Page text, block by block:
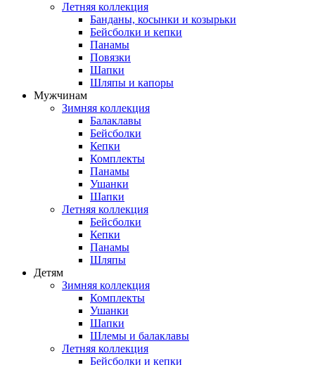
Летняя коллекция
Банданы, косынки и козырьки
Бейсболки и кепки
Панамы
Повязки
Шапки
Шляпы и капоры
Мужчинам
Зимняя коллекция
Балаклавы
Бейсболки
Кепки
Комплекты
Панамы
Ушанки
Шапки
Летняя коллекция
Бейсболки
Кепки
Панамы
Шляпы
Детям
Зимняя коллекция
Комплекты
Ушанки
Шапки
Шлемы и балаклавы
Летняя коллекция
Бейсболки и кепки